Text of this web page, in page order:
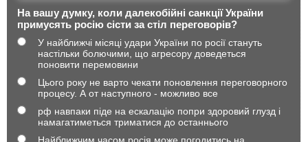
На вашу думку, коли далекобійні санкції України
примусять росію сісти за стіл переговорів?
У найближчі місяці удари України по росії стануть
настільки болючими, що агресору доведеться
поновити перемовини
Цього року не варто чекати поновлення переговорного
процесу. А от наступного - можливо все
рф навпаки піде на ескалацію попри здоровий глузд і
намагатиметься триматися до останнього